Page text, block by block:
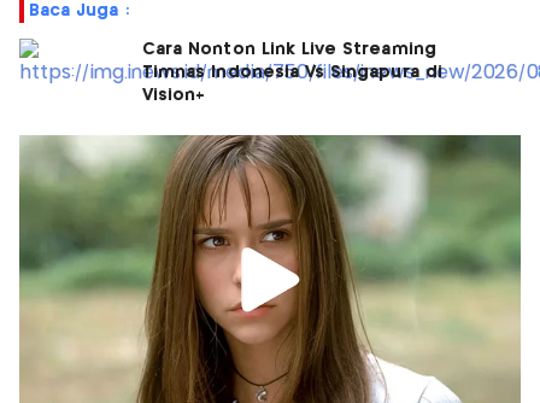
Baca Juga :
Cara Nonton Link Live Streaming
Timnas Indonesia Vs Singapura di
Vision+